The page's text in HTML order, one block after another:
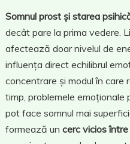
Somnul prost și starea
decât pare la prima vedere.
afectează doar nivelul de
influența direct echilibrul
concentrare și modul în care
timp, problemele emoționale
pot face somnul mai
formează un cerc vicios